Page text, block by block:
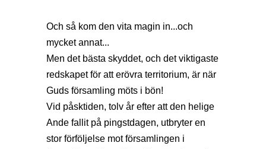
Och så kom den vita magin in...och
mycket annat...
Men det bästa skyddet, och det viktigaste
redskapet för att erövra territorium, är när
Guds församling möts i bön!
Vid påsktiden, tolv år efter att den helige
Ande fallit på pingstdagen, utbryter en
stor förföljelse mot församlingen i